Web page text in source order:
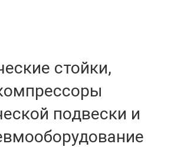
стойки,
подвески и